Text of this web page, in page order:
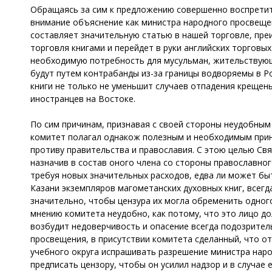
Обращаясь за сим к предложению совершенно
внимание объяснение как министра народного
составляет значительную статью в нашей торговле,
торговля книгами и перейдет в руки английских
необходимую потребность для мусульман,
будут путем контрабанды из-за границы водворяемы в
книги не только не уменьшит случаев отпадения
иностранцев на Востоке.
По сим причинам, признавая с своей стороны
комитет полагал однакож полезным и необходимым
противу правительства и православия. С этою целью
назначив в состав оного члена со стороны
требуя новых значительных расходов, едва ли может
Казани экземпляров магометанских духовных книг,
значительно, чтобы цензура их могла обременить
мнению комитета неудобно, как потому, что это лицо
возбудит недоверчивость и опасение всегда
просвещения, в присутствии комитета сделанный, что
учебного округа испрашивать разрешение министра
предписать цензору, чтобы он усилил надзор и в